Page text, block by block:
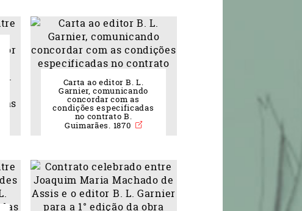
Carta ao editor B. L.
Garnier, comunicando
concordar com as
condições especificadas
no contrato B.
Guimarães. 1870